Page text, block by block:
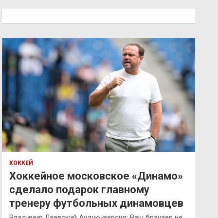
ХОККЕЙ
Хоккейное московское «Динамо»
сделало подарок главному
тренеру футбольных динамовцев